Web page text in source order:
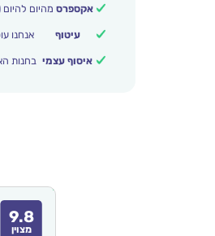
אקספרס מהיום להיום (0-1 ימי עסקים) –
עיטוף אנחנו
איסוף עצמי בחנות
9.8
מצוין